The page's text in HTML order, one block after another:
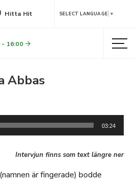
Hitta Hit SELECT LANGUAGE ▼
- 16:00
Abbas
03:24
Intervjun finns som text längre ner
är fingerade) bodde